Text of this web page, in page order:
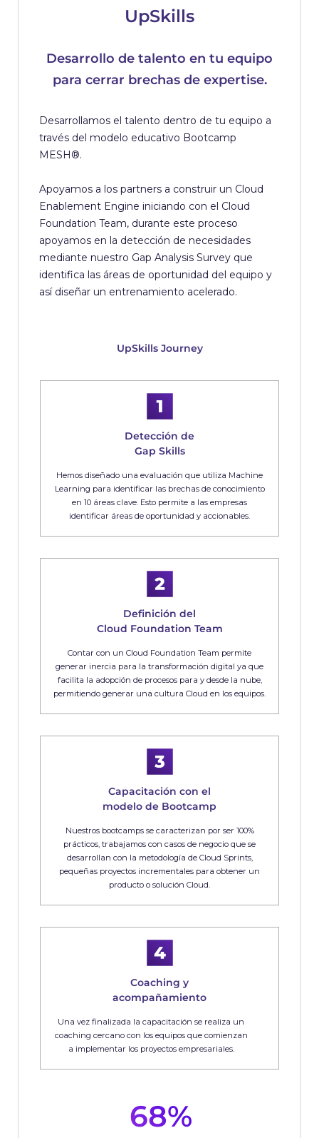
UpSkills
Desarrollo de talento en tu equipo
para cerrar brechas de expertise.
Desarrollamos el talento dentro de tu equipo a
través del modelo educativo Bootcamp
MESH®.
Apoyamos a los partners a construir un Cloud
Enablement Engine iniciando con el Cloud
Foundation Team, durante este proceso
apoyamos en la detección de necesidades
mediante nuestro Gap Analysis Survey que
identifica las áreas de oportunidad del equipo y
así diseñar un entrenamiento acelerado.
UpSkills Journey
Detección de
Gap Skills
Hemos diseñado una evaluación que utiliza Machine
Learning para identificar las brechas de conocimiento
en 10 áreas clave. Esto permite a las empresas
identificar áreas de oportunidad y accionables.
Definición del
Cloud Foundation Team
Contar con un Cloud Foundation Team permite
generar inercia para la transformación digital ya que
facilita la adopción de procesos para y desde la nube,
permitiendo generar una cultura Cloud en los equipos.
Capacitación con el
modelo de Bootcamp
Nuestros bootcamps se caracterizan por ser 100%
prácticos, trabajamos con casos de negocio que se
desarrollan con la metodología de Cloud Sprints,
pequeñas proyectos incrementales para obtener un
producto o solución Cloud.
Coaching y
acompañamiento
Una vez finalizada la capacitación se realiza un
coaching cercano con los equipos que comienzan
a implementar los proyectos empresariales.
68%